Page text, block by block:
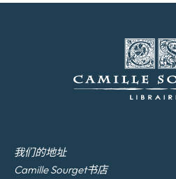
我们的地址
Camille Sourget书店